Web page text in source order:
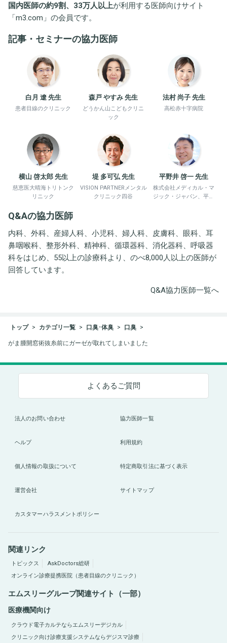
国内医師の約9割、33万人以上が利用する医師向けサイト
「m3.com 」の会員です。
記事・セミナーの協力医師
白月 遼 先生
患者目線のクリニック
森戸 やすみ 先生
どうかん山こどもクリニ
ック
法村 尚子 先生
高松赤十字病院
横山 啓太郎 先生
慈恵医大晴海トリトンク
リニック
堤 多可弘 先生
VISION PARTNERメンタル
クリニック四谷
平野井 啓一 先生
株式会社メディカル・マ
ジック・ジャパン、平野
Q&Aの協力医師
内科、外科、産婦人科、小児科、婦人科、皮膚科、眼科、耳
鼻咽喉科、整形外科、精神科、循環器科、消化器科、呼吸器
科をはじめ、55以上の診療科より、のべ8,000人以上の医師が
回答しています。
Q&A協力医師一覧へ
トップ カテゴリ一覧 口臭･体臭 口臭
がま腫開窓術抜糸前にガーゼが取れてしまいました
よくあるご質問
法人のお問い合わせ 協力医師一覧
ヘルプ 利用規約
個人情報の取扱について 特定商取引法に基づく表示
運営会社 サイトマップ
カスタマーハラスメントポリシー
関連リンク
トピックス
AskDoctors総研
オンライン診療提携医院（患者目線のクリニック）
エムスリーグループ関連サイト（一部）
医療機関向け
クラウド電子カルテならエムスリーデジカル
クリニック向け診療支援システムならデジスマ診療